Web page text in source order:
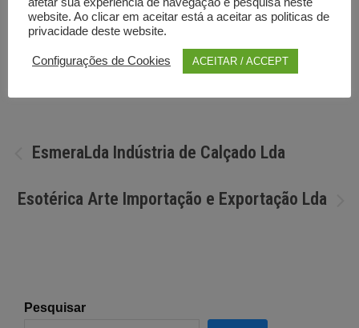
PorDiretorio anunciante
Navegação
de
EsmeraLda Indústria de Calçado Lda
Esotérica Arte Importação e Exportação Lda
Pesquisar
website. Ao clicar em aceitar está a aceitar as politicas de
privacidade deste website.
Configurações de Cookies ACEITAR / ACCEPT